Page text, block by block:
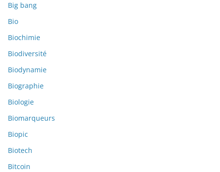
Big bang
Bio
Biochimie
Biodiversité
Biodynamie
Biographie
Biologie
Biomarqueurs
Biopic
Biotech
Bitcoin